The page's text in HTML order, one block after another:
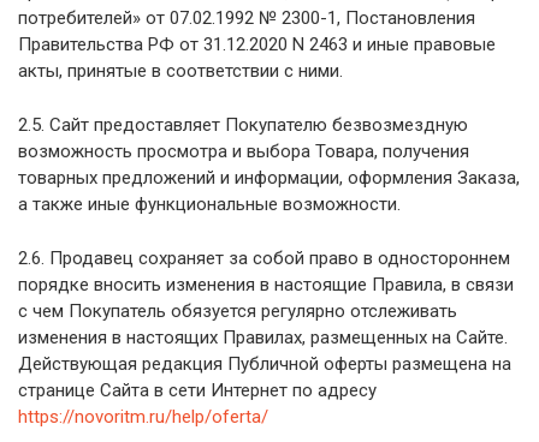
потребителей» от 07.02.1992 № 2300-1, Постановления
Правительства РФ от 31.12.2020 N 2463 и иные правовые
акты, принятые в соответствии с ними.
2.5. Сайт предоставляет Покупателю безвозмездную
возможность просмотра и выбора Товара, получения
товарных предложений и информации, оформления Заказа,
а также иные функциональные возможности.
2.6. Продавец сохраняет за собой право в одностороннем
порядке вносить изменения в настоящие Правила, в связи
с чем Покупатель обязуется регулярно отслеживать
изменения в настоящих Правилах, размещенных на Сайте.
Действующая редакция Публичной оферты размещена на
странице Сайта в сети Интернет по адресу
https://novoritm.ru/help/oferta/